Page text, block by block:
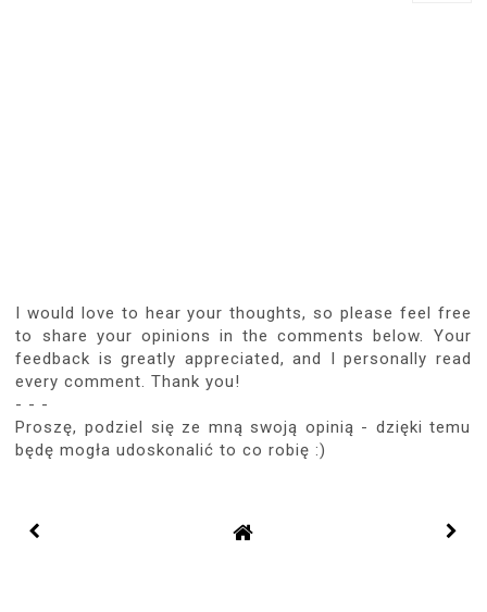
I would love to hear your thoughts, so please feel free
to share your opinions in the comments below. Your
feedback is greatly appreciated, and I personally read
every comment. Thank you!
- - -
Proszę, podziel się ze mną swoją opinią - dzięki temu
będę mogła udoskonalić to co robię :)